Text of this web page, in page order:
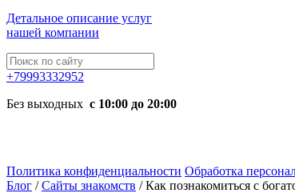
Детальное описание услуг
нашей компании
+79993332952
Без выходных с 10:00 до 20:00
Политика конфиденциальности Обработка
Блог /Сайты знакомств /Как познакомиться с